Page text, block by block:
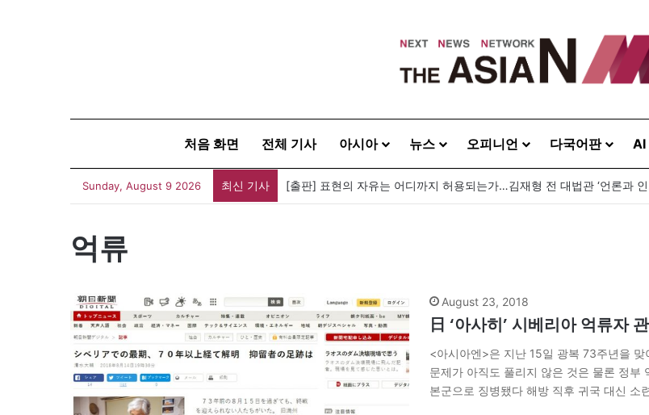
처음 화면 전체 기사 아시아 뉴스 오피니언 다국어판 AI
Sunday, August 9 2026 최신 기사
억류
August 23, 2018
日 ‘아사히’ 시베리아 억류자
<아시아엔>은 지난 15일 광복 73주년을 맞
문제가 아직도 풀리지 않은 것은 물론 정부
본군으로 징병됐다 해방 직후 귀국 대신 소